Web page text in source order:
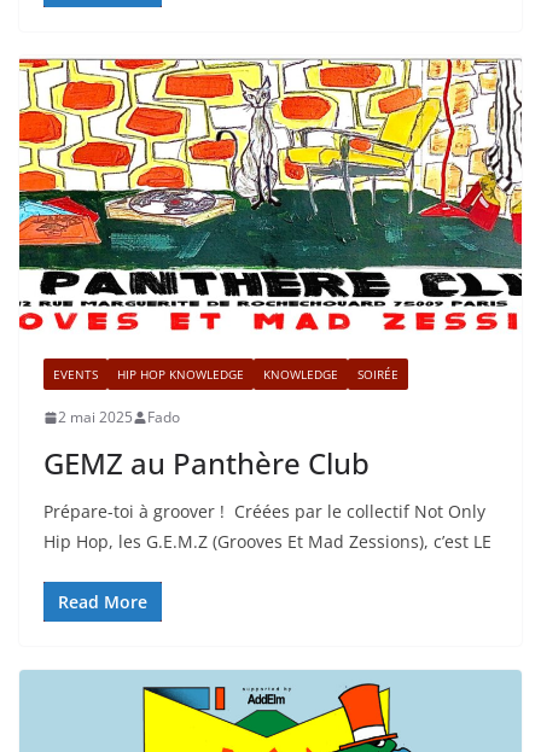
EVENTS HIP HOP KNOWLEDGE KNOWLEDGE SOIRÉE
2 mai 2025 Fado
GEMZ au Panthère Club
Prépare-toi à groover ! Créées par le collectif Not Only
Hip Hop, les G.E.M.Z (Grooves Et Mad Zessions), c’est LE
Read More